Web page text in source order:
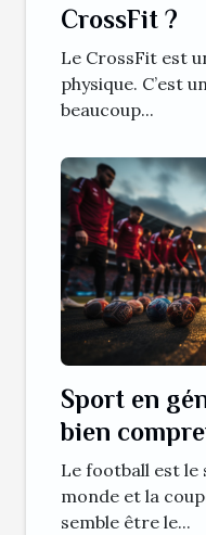
CrossFit ?
Le CrossFit est
physique. C’est
beaucoup...
Sport en
bien
football ?
Le football est le
monde et la
semble être le...